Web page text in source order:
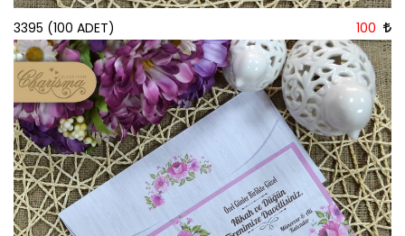
3395 (100 ADET) 100